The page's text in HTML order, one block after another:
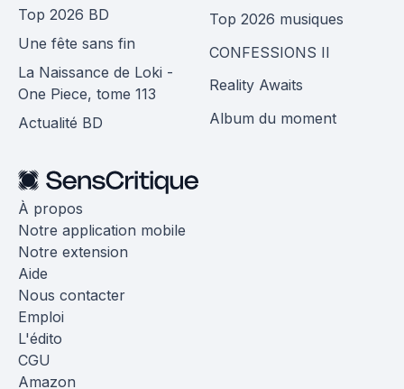
Top 2026 BD
Une fête sans fin
La Naissance de Loki -
One Piece, tome 113
Actualité BD
Top 2026 musiques
CONFESSIONS II
Reality Awaits
Album du moment
À propos
Notre application mobile
Notre extension
Aide
Nous contacter
Emploi
L'édito
CGU
Amazon